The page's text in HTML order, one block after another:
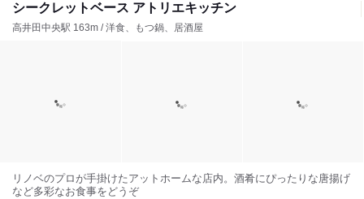
シークレットベース アトリエキッチン
高井田中央駅 163m / 洋食、もつ鍋、居酒屋
リノベのプロが手掛けたアットホームな店内。酒肴にぴったりな唐揚げ
など多彩なお食事をどうぞ